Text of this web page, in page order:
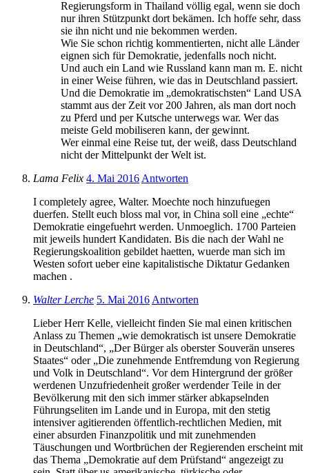
Regierungsform in Thailand völlig egal, wenn sie doch
nur ihren Stützpunkt dort bekämen. Ich hoffe sehr, dass
sie ihn nicht und nie bekommen werden.
Wie Sie schon richtig kommentierten, nicht alle Länder
eignen sich für Demokratie, jedenfalls noch nicht.
Und auch ein Land wie Russland kann man m. E. nicht
in einer Weise führen, wie das in Deutschland passiert.
Und die Demokratie im „demokratischsten“ Land USA
stammt aus der Zeit vor 200 Jahren, als man dort noch
zu Pferd und per Kutsche unterwegs war. Wer das
meiste Geld mobiliseren kann, der gewinnt.
Wer einmal eine Reise tut, der weiß, dass Deutschland
nicht der Mittelpunkt der Welt ist.
Lama Felix 4. Mai 2016 Antworten
I completely agree, Walter. Moechte noch hinzufuegen
duerfen. Stellt euch bloss mal vor, in China soll eine „echte“
Demokratie eingefuehrt werden. Unmoeglich. 1700 Parteien
mit jeweils hundert Kandidaten. Bis die nach der Wahl ne
Regierungskoalition gebildet haetten, wuerde man sich im
Westen sofort ueber eine kapitalistische Diktatur Gedanken
machen .
Walter Lerche 5. Mai 2016 Antworten
Lieber Herr Kelle, vielleicht finden Sie mal einen kritischen
Anlass zu Themen „wie demokratisch ist unsere Demokratie
in Deutschland“, „Der Bürger als oberster Souverän unseres
Staates“ oder „Die zunehmende Entfremdung von Regierung
und Volk in Deutschland“. Vor dem Hintergrund der größer
werdenen Unzufriedenheit großer werdender Teile in der
Bevölkerung mit den sich immer stärker abkapselnden
Führungseliten im Lande und in Europa, mit den stetig
intensiver agitierenden öffentlich-rechtlichen Medien, mit
einer absurden Finanzpolitik und mit zunehmenden
Täuschungen und Wortbrüchen der Regierenden erscheint mit
das Thema „Demokratie auf dem Prüfstand“ angezeigt zu